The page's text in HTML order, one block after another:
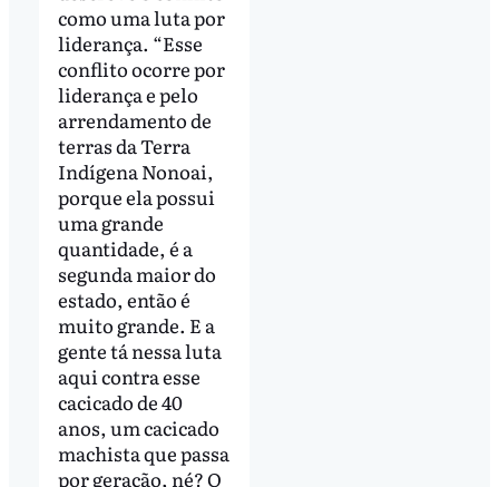
como uma luta por
liderança. “Esse
conflito ocorre por
liderança e pelo
arrendamento de
terras da Terra
Indígena Nonoai,
porque ela possui
uma grande
quantidade, é a
segunda maior do
estado, então é
muito grande. E a
gente tá nessa luta
aqui contra esse
cacicado de 40
anos, um cacicado
machista que passa
por geração, né? O